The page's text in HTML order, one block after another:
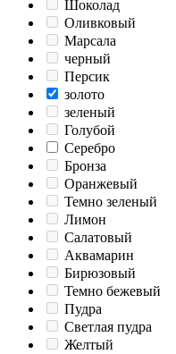
Шоколад
Оливковый
Марсала
черный
Персик
золото
зеленый
Голубой
Серебро
Бронза
Оранжевый
Темно зеленый
Лимон
Салатовый
Аквамарин
Бирюзовый
Темно бежевый
Пудра
Светлая пудра
Желтый